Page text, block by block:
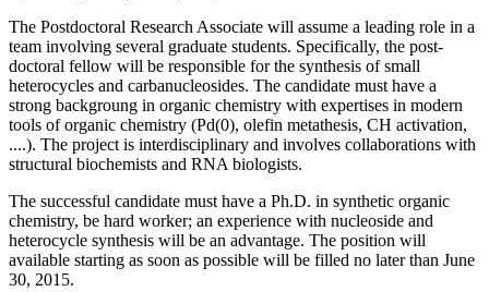
The Postdoctoral Research Associate will assume a leading role in a
team involving several graduate students. Specifically, the post-
doctoral fellow will be responsible for the synthesis of small
heterocycles and carbanucleosides. The candidate must have a
strong backgroung in organic chemistry with expertises in modern
tools of organic chemistry (Pd(0), olefin metathesis, CH activation,
....). The project is interdisciplinary and involves collaborations with
structural biochemists and RNA biologists.
The successful candidate must have a Ph.D. in synthetic organic
chemistry, be hard worker; an experience with nucleoside and
heterocycle synthesis will be an advantage. The position will
available starting as soon as possible will be filled no later than June
30, 2015.